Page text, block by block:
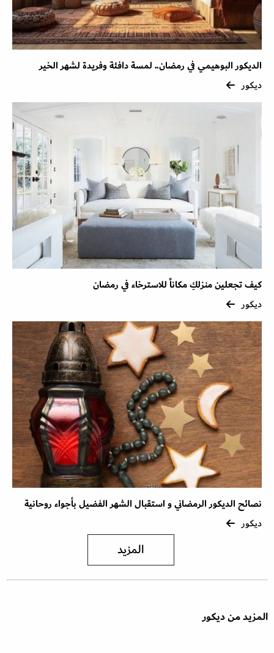
الديكور البوهيمي في رمضان.. لمسة دافئة وفريدة لشهر الخير
ديكور
كيف تجعلين منزلكِ مكاناً للاسترخاء في رمضان
ديكور
نصائح الديكور الرمضاني و استقبال الشهر الفضيل بأجواء روحانية
ديكور
المزيد
المزيد من ديكور